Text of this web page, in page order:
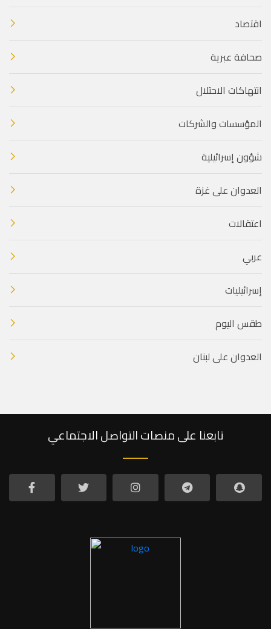
اقتصاد
صحافة عبرية
انتهاكات الاحتلال
المؤسسات والشركات
شؤون إسرائيلية
العدوان على غزة
اعتقالات
عربي
إسرائيليات
طقس اليوم
العدوان على لبنان
تابعنا على منصات التواصل الاجتماعي